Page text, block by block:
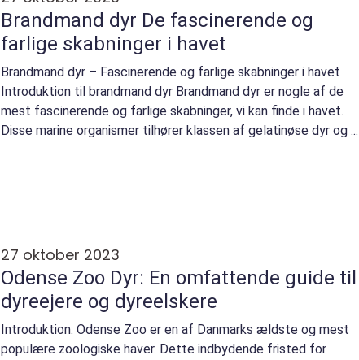
Brandmand dyr De fascinerende og
farlige skabninger i havet
Brandmand dyr – Fascinerende og farlige skabninger i havet
Introduktion til brandmand dyr Brandmand dyr er nogle af de
mest fascinerende og farlige skabninger, vi kan finde i havet.
Disse marine organismer tilhører klassen af gelatinøse dyr og ...
27 oktober 2023
Odense Zoo Dyr: En omfattende guide til
dyreejere og dyreelskere
Introduktion: Odense Zoo er en af Danmarks ældste og mest
populære zoologiske haver. Dette indbydende fristed for